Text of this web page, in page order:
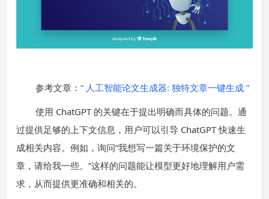
参考文章： “ 人工智能论文生成器: 独特文章一键生成 ”
使用 ChatGPT 的关键在于提出明确而具体的问题。通
过提供足够的上下文信息，用户可以引导 ChatGPT 快速生
成相关内容。例如，询问“我想写一篇关于环境保护的文
章，请给我一些。”这样的问题能让模型更好地理解用户需
求，从而提供更准确和相关的。